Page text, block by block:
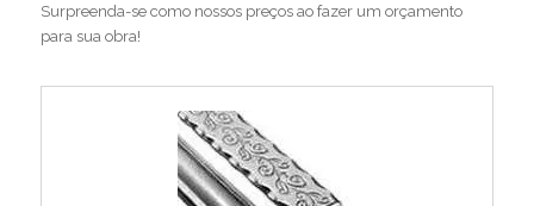
Surpreenda-se como nossos preços ao fazer um orçamento
para sua obra!